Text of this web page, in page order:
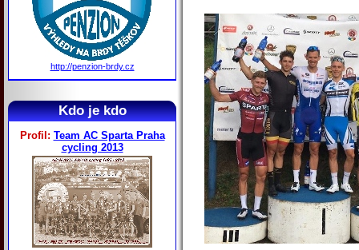
http://penzion-brdy.cz
Kdo je kdo
Profil: Team AC Sparta Praha
cycling 2013